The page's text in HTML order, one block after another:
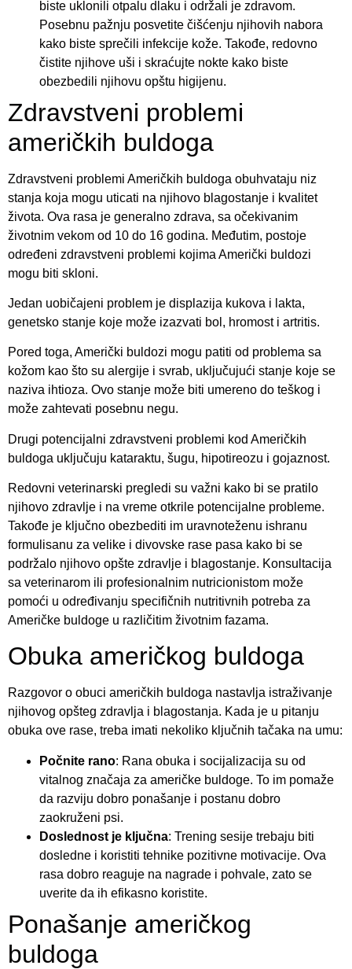
biste uklonili otpalu dlaku i održali je zdravom.
Posebnu pažnju posvetite čišćenju njihovih nabora
kako biste sprečili infekcije kože. Takođe, redovno
čistite njihove uši i skraćujte nokte kako biste
obezbedili njihovu opštu higijenu.
Zdravstveni problemi
američkih buldoga
Zdravstveni problemi Američkih buldoga obuhvataju niz
stanja koja mogu uticati na njihovo blagostanje i kvalitet
života. Ova rasa je generalno zdrava, sa očekivanim
životnim vekom od 10 do 16 godina. Međutim, postoje
određeni zdravstveni problemi kojima Američki buldozi
mogu biti skloni.
Jedan uobičajeni problem je displazija kukova i lakta,
genetsko stanje koje može izazvati bol, hromost i artritis.
Pored toga, Američki buldozi mogu patiti od problema sa
kožom kao što su alergije i svrab, uključujući stanje koje se
naziva ihtioza. Ovo stanje može biti umereno do teškog i
može zahtevati posebnu negu.
Drugi potencijalni zdravstveni problemi kod Američkih
buldoga uključuju kataraktu, šugu, hipotireozu i gojaznost.
Redovni veterinarski pregledi su važni kako bi se pratilo
njihovo zdravlje i na vreme otkrile potencijalne probleme.
Takođe je ključno obezbediti im uravnoteženu ishranu
formulisanu za velike i divovske rase pasa kako bi se
podržalo njihovo opšte zdravlje i blagostanje. Konsultacija
sa veterinarom ili profesionalnim nutricionistom može
pomoći u određivanju specifičnih nutritivnih potreba za
Američke buldoge u različitim životnim fazama.
Obuka američkog buldoga
Razgovor o obuci američkih buldoga nastavlja istraživanje
njihovog opšteg zdravlja i blagostanja. Kada je u pitanju
obuka ove rase, treba imati nekoliko ključnih tačaka na umu:
Počnite rano: Rana obuka i socijalizacija su od
vitalnog značaja za američke buldoge. To im pomaže
da razviju dobro ponašanje i postanu dobro
zaokruženi psi.
Doslednost je ključna: Trening sesije trebaju biti
dosledne i koristiti tehnike pozitivne motivacije. Ova
rasa dobro reaguje na nagrade i pohvale, zato se
uverite da ih efikasno koristite.
Ponašanje američkog
buldoga